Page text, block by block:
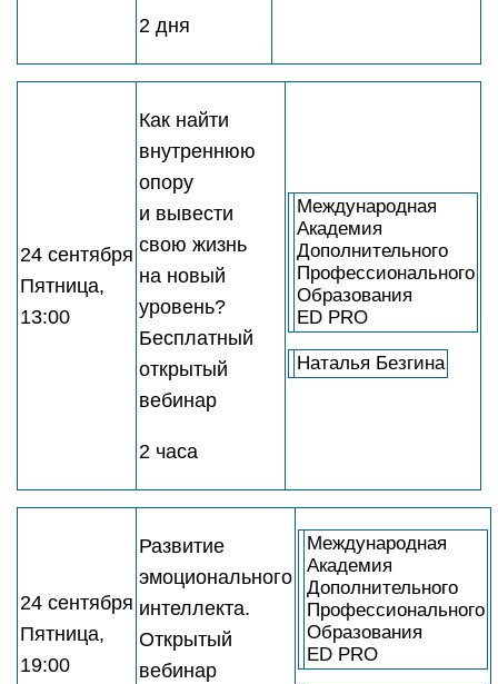
2 дня
24 сентября
Пятница,
13:00
Как найти
внутреннюю
опору
и вывести
свою жизнь
на новый
уровень?
Бесплатный
открытый
вебинар
2 часа
Международная
Академия
Дополнительного
Профессионального
Образования
ED PRO
Наталья Безгина
24 сентября
Пятница,
19:00
Развитие
эмоционального
интеллекта.
Открытый
вебинар
Международная
Академия
Дополнительного
Профессионального
Образования
ED PRO